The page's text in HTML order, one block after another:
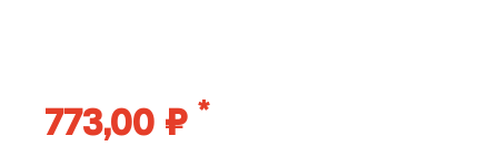
773,00 ₽ *